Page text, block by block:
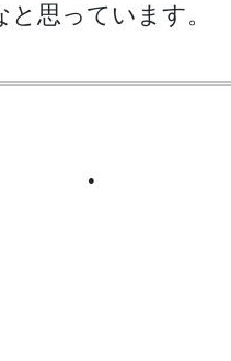
思っています。
●